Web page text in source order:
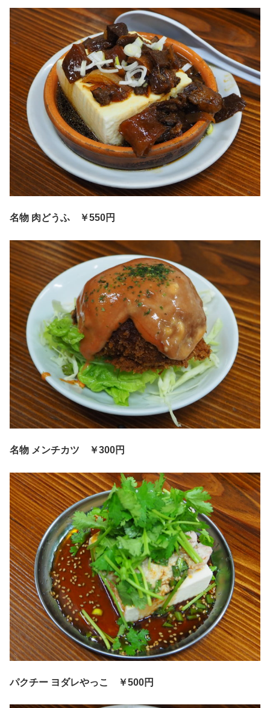
名物 肉どうふ ￥550円
名物 メンチカツ ￥300円
パクチー ヨダレやっこ ￥500円